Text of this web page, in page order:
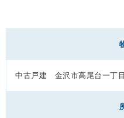
中古戸建 金沢市高尾台一丁目